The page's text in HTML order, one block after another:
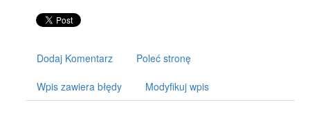
Dodaj Komentarz Poleć stronę
Wpis zawiera błędy Modyfikuj wpis